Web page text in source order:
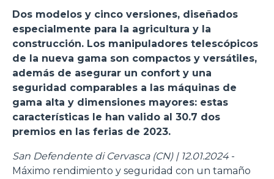
Dos modelos y cinco versiones, diseñados
especialmente para la agricultura y la
construcción. Los manipuladores telescópicos
de la nueva gama son compactos y versátiles,
además de asegurar un confort y una
seguridad comparables a las máquinas de
gama alta y dimensiones mayores: estas
características le han valido al 30.7 dos
premios en las ferias de 2023.
San Defendente di Cervasca (CN) | 12.01.2024 -
Máximo rendimiento y seguridad con un tamaño